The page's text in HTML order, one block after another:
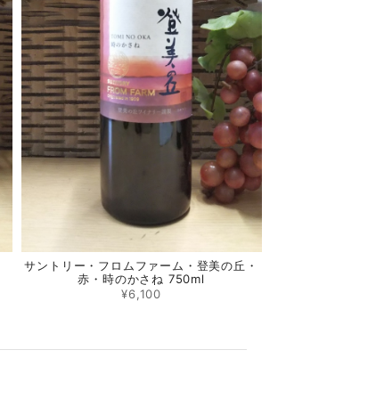
サントリー・フロムファーム・登美の丘・
赤・時のかさね 750ml
¥6,100